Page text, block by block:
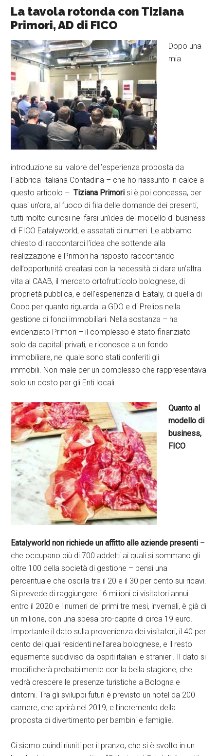
La tavola rotonda con Tiziana
Primori, AD di FICO
Dopo una
mia
introduzione sul valore dell’esperienza proposta da
Fabbrica Italiana Contadina – che ho riassunto in calce a
questo articolo –Tiziana Primori si è poi concessa, per
quasi un’ora, al fuoco di fila delle domande dei presenti,
tutti molto curiosi nel farsi un’idea del modello di business
di FICO Eatalyworld, e assetati di numeri. Le abbiamo
chiesto di raccontarci l’idea che sottende alla
realizzazione e Primori ha risposto raccontando
dell’opportunità creatasi con la necessità di dare un’altra
vita al CAAB, il mercato ortofrutticolo bolognese, di
proprietà pubblica, e dell’esperienza di Eataly, di quella di
Coop per quanto riguarda la GDO e di Prelios nella
gestione di fondi immobiliari. Nella sostanza – ha
evidenziato Primori – il complesso è stato finanziato
solo da capitali privati, e riconosce a un fondo
immobiliare, nel quale sono stati conferiti gli
immobili. Non male per un complesso che rappresentava
solo un costo per gli Enti locali.
Quanto al
modello di
business,
FICO
Eatalyworld non richiede un affitto alle aziende presenti –
che occupano più di 700 addetti ai quali si sommano gli
oltre 100 della società di gestione – bensì una
percentuale che oscilla tra il 20 e il 30 per cento sui ricavi.
Si prevede di raggiungere i 6 milioni di visitatori annui
entro il 2020 e i numeri dei primi tre mesi, invernali, è già di
un milione, con una spesa pro-capite di circa 19 euro.
Importante il dato sulla provenienza dei visitatori, il 40 per
cento dei quali residenti nell’area bolognese, e il resto
equamente suddiviso da ospiti italiani e stranieri. Il dato si
modificherà probabilmente con la bella stagione, che
vedrà crescere le presenze turistiche a Bologna e
dintorni. Tra gli sviluppi futuri è previsto un hotel da 200
camere, che aprirà nel 2019, e l’incremento della
proposta di divertimento per bambini e famiglie.
Ci siamo quindi riuniti per il pranzo, che si è svolto in un